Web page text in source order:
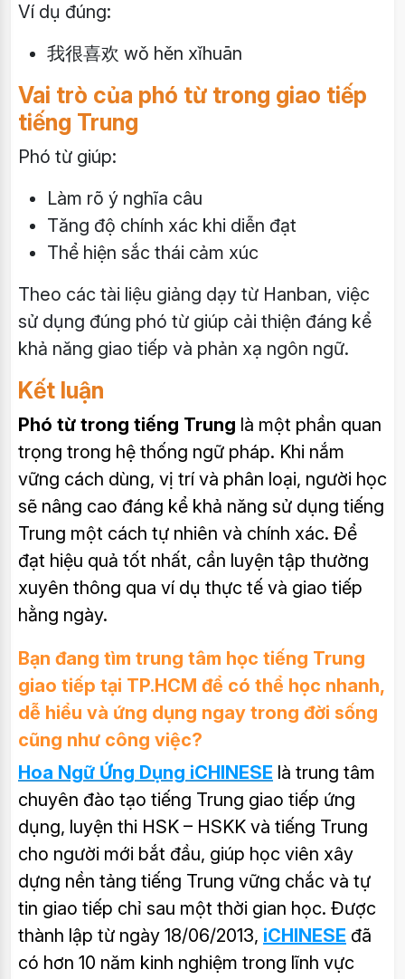
Ví dụ đúng:
我很喜欢 wǒ hěn xǐhuān
Vai trò của phó từ trong giao tiếp
tiếng Trung
Phó từ giúp:
Làm rõ ý nghĩa câu
Tăng độ chính xác khi diễn đạt
Thể hiện sắc thái cảm xúc
Theo các tài liệu giảng dạy từ Hanban, việc
sử dụng đúng phó từ giúp cải thiện đáng kể
khả năng giao tiếp và phản xạ ngôn ngữ.
Kết luận
Phó từ trong tiếng Trung là một phần quan
trọng trong hệ thống ngữ pháp. Khi nắm
vững cách dùng, vị trí và phân loại, người học
sẽ nâng cao đáng kể khả năng sử dụng tiếng
Trung một cách tự nhiên và chính xác. Để
đạt hiệu quả tốt nhất, cần luyện tập thường
xuyên thông qua ví dụ thực tế và giao tiếp
hằng ngày.
Bạn đang tìm trung tâm học tiếng Trung
giao tiếp tại TP.HCM để có thể học nhanh,
dễ hiểu và ứng dụng ngay trong đời sống
cũng như công việc?
Hoa Ngữ Ứng Dụng iCHINESE là trung tâm
chuyên đào tạo tiếng Trung giao tiếp ứng
dụng, luyện thi HSK – HSKK và tiếng Trung
cho người mới bắt đầu, giúp học viên xây
dựng nền tảng tiếng Trung vững chắc và tự
tin giao tiếp chỉ sau một thời gian học. Được
thành lập từ ngày 18/06/2013, iCHINESE đã
có hơn 10 năm kinh nghiệm trong lĩnh vực